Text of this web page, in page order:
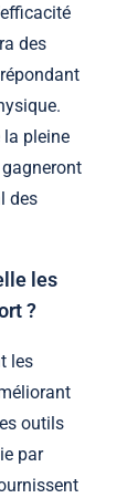
des
pleine
des
les
?
les
outils
par